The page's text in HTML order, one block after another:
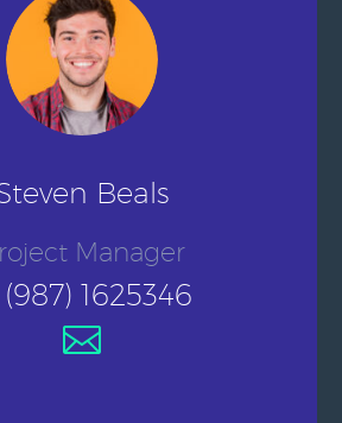
Beals
Manager
(987) 1625346